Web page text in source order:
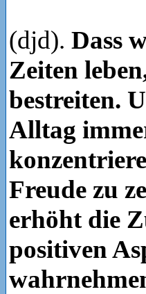
(djd). Dass
Zeiten
bestreiten.
Alltag
Freude zu
erhöht die
positiven